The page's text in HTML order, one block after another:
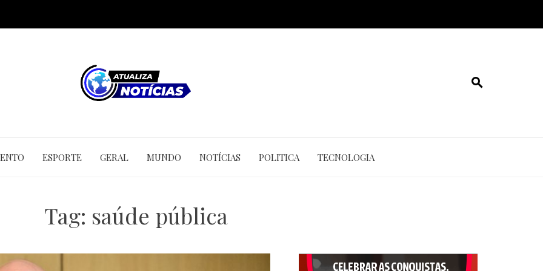
ESPORTE GERAL MUNDO NOTÍCIAS POLITICA TECNOLOGIA
Tag: saúde pública